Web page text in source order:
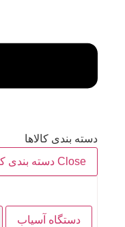
دسته بندی کالاها
Close دسته بندی کالاها
دستگاه آسیاب